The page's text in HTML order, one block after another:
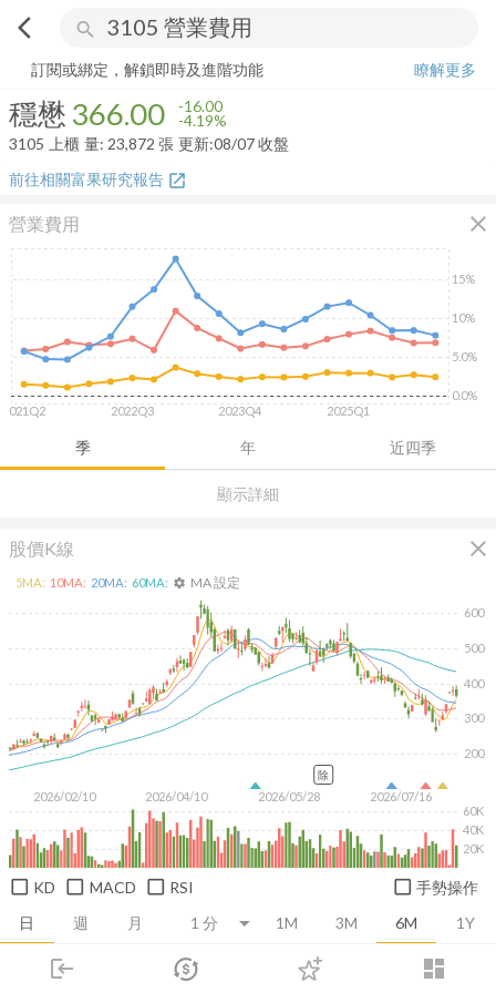
arrow_back_ios search
login dashboard
市場 登入
穩懋 366.00 -4.19%
訂閱或綁定，解鎖即時及進階功能
瞭解更多
穩懋 366.00 -16.00
-4.19%
3105
上櫃 量: 23,872 張 更新:08/07 收盤
前往相關富果研究報告 open_in_new
營業費用 close
顯示詳細
季 年 近四季
2021Q2 2022Q3 2023Q4 2025Q1
0.0%
5.0%
10%
15%
股價K線 close
日 週 月 1M 3M 6M 1Y
2026/02/10 2026/04/10 2026/05/28 2026/07/16
200
300
400
500
600
20K
40K
60K
5MA: 10MA: 20MA: 60MA: settings MA 設定
除
KD MACD RSI 手勢操作
推薦卡片 消息面 財務報